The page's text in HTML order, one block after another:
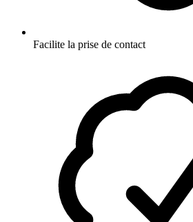
Facilite la prise de contact